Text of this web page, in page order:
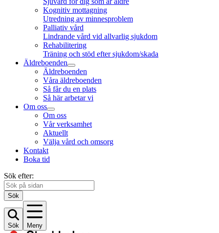
Kognitiv mottagning
Utredning av minnesproblem
Palliativ vård
Lindrande vård vid allvarlig sjukdom
Rehabilitering
Träning och stöd efter sjukdom/skada
Äldreboenden
Äldreboenden
Våra äldreboenden
Så får du en plats
Så här arbetar vi
Om oss
Om oss
Vår verksamhet
Aktuellt
Välja vård och omsorg
Kontakt
Boka tid
Sök efter:
Sök
Sök Meny